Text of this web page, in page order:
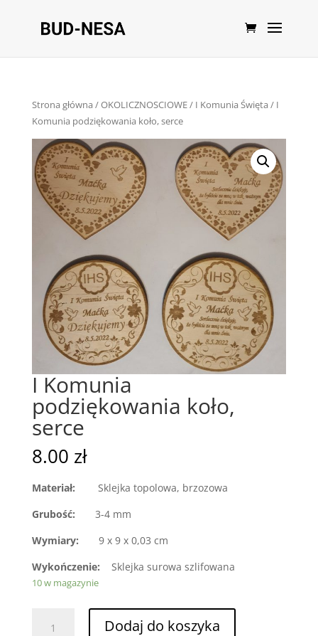
Strona główna /OKOLICZNOSCIOWE/ I Komunia Święta / I
Komunia podziękowania koło, serce
I Komunia
podziękowania koło,
serce
8.00 zł
Materiał:
Sklejka topolowa, brzozowa
Grubość: 3-4 mm
Wymiary: 9 x 9 x 0,03 cm
Wykończenie:
Sklejka surowa szlifowana
10 w magazynie
Dodaj do koszyka